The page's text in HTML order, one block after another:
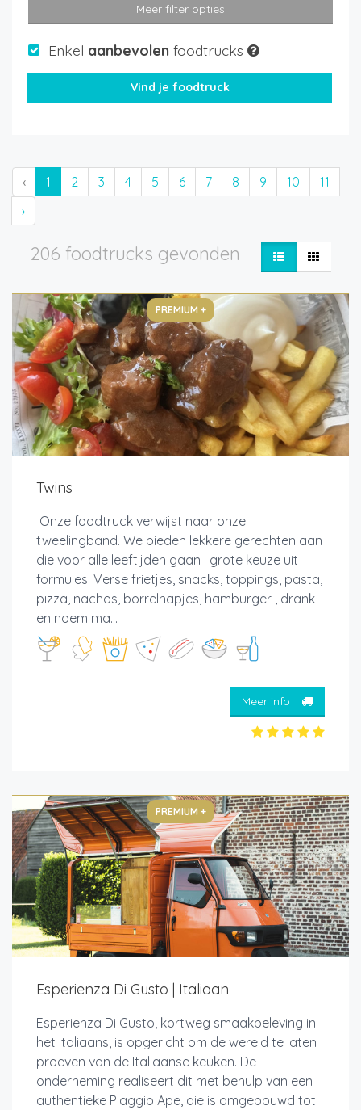
Meer filter opties
Enkel aanbevolen foodtrucks
‹ 1 2 3 4 5 6 7 8 9 10
11
›
206 foodtrucks gevonden
PREMIUM +
Twins
Onze foodtruck verwijst naar onze
tweelingband. We bieden lekkere gerechten aan
die voor alle leeftijden gaan . grote keuze uit
formules. Verse frietjes, snacks, toppings, pasta,
pizza, nachos, borrelhapjes, hamburger , drank
en noem ma...
Meer info
PREMIUM +
Esperienza Di Gusto | Italiaan
Esperienza Di Gusto, kortweg smaakbeleving in
het Italiaans, is opgericht om de wereld te laten
proeven van de Italiaanse keuken. De
onderneming realiseert dit met behulp van een
authentieke Piaggio Ape, die is omgebouwd tot